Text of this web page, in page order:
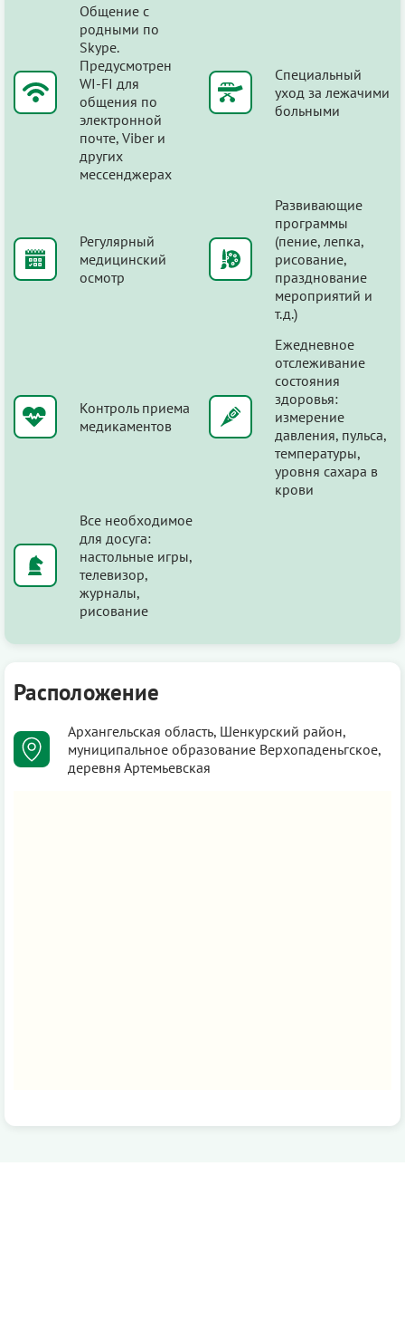
Общение с
родными по
Skype.
Предусмотрен
WI-FI для
общения по
электронной
почте, Viber и
других
мессенджерах
Специальный
уход за лежачими
больными
Регулярный
медицинский
осмотр
Развивающие
программы
(пение, лепка,
рисование,
празднование
мероприятий и
т.д.)
Контроль приема
медикаментов
Ежедневное
отслеживание
состояния
здоровья:
измерение
давления, пульса,
температуры,
уровня сахара в
крови
Все необходимое
для досуга:
настольные игры,
телевизор,
журналы,
рисование
Расположение
Архангельская область, Шенкурский район,
муниципальное образование Верхопаденьгское,
деревня Артемьевская